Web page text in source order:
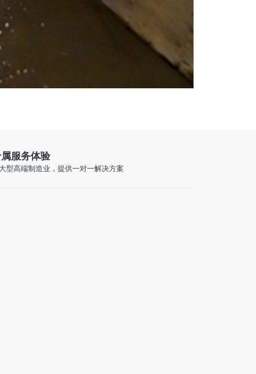
服务体验
型高端制造业，提供一对一解决方案